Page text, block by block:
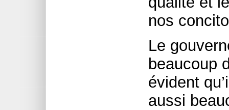
nos
Le
beaucoup
évident
aussi